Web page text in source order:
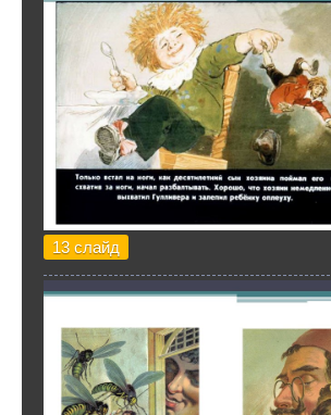
13 слайд